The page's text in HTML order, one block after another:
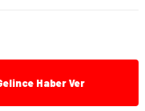
Haber Ver